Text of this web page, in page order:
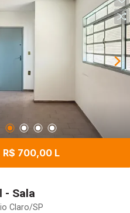
R$ 700,00 L
- Sala
Claro/SP